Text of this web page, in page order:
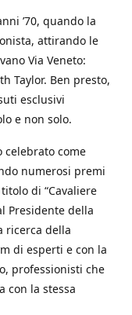
’70, quando la
attirando le
Via Veneto:
Taylor. Ben presto,
esclusivi
e non solo.
celebrato come
numerosi premi
di “Cavaliere
Presidente della
ricerca della
di esperti e con la
professionisti che
con la stessa